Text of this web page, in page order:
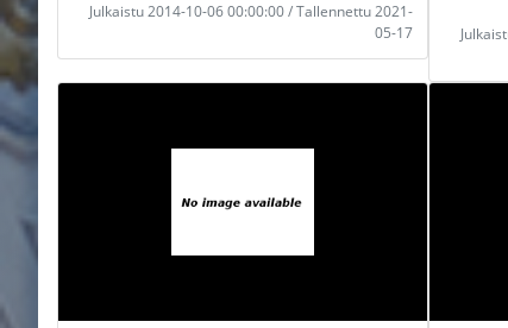
Julkaistu 2014-10-06 00:00:00 / Tallennettu 2021-
05-17